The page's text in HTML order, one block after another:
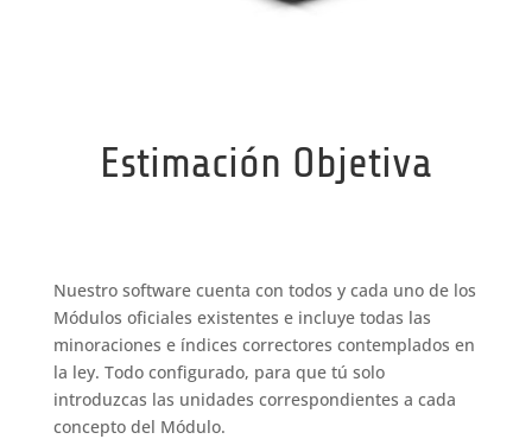
Estimación Objetiva
Nuestro software cuenta con todos y cada uno de los
Módulos oficiales existentes e incluye todas las
minoraciones e índices correctores contemplados en
la ley. Todo configurado, para que tú solo
introduzcas las unidades correspondientes a cada
concepto del Módulo.